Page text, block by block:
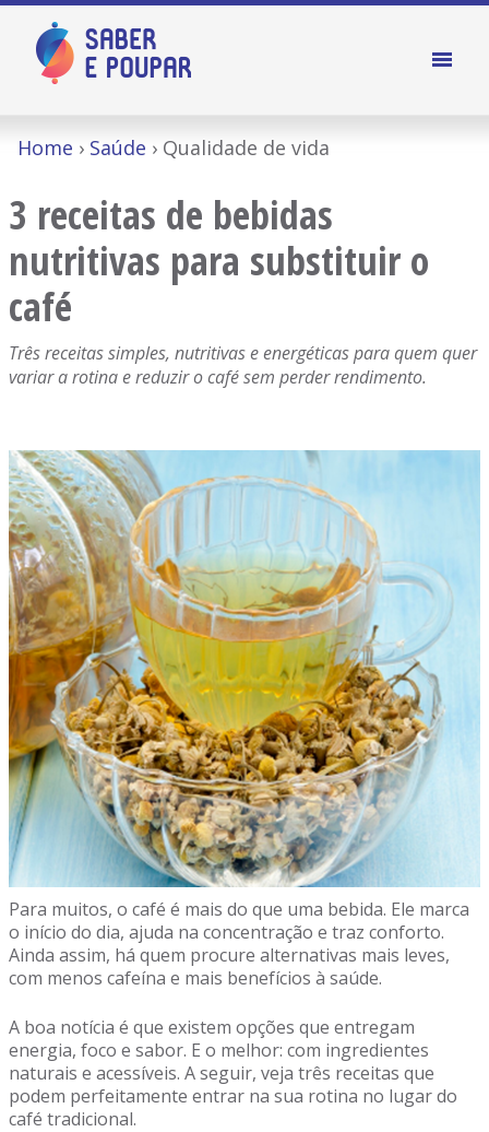
Home Saúde Qualidade de vida
3 receitas de bebidas
nutritivas para substituir o
café
Três receitas simples, nutritivas e energéticas para quem quer
variar a rotina e reduzir o café sem perder rendimento.
Para muitos, o café é mais do que uma bebida. Ele marca
o início do dia, ajuda na concentração e traz conforto.
Ainda assim, há quem procure alternativas mais leves,
com menos cafeína e mais benefícios à saúde.
A boa notícia é que existem opções que entregam
energia, foco e sabor. E o melhor: com ingredientes
naturais e acessíveis. A seguir, veja três receitas que
podem perfeitamente entrar na sua rotina no lugar do
café tradicional.